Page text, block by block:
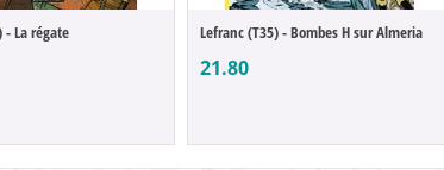
- La régate Lefranc (T35) - Bombes H sur Almeria
21.80